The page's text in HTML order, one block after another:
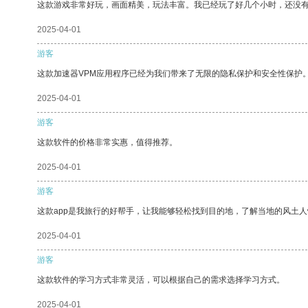
这款游戏非常好玩，画面精美，玩法丰富。我已经玩了好几个小时，还没有
2025-04-01
游客
这款加速器VPM应用程序已经为我们带来了无限的隐私保护和安全性保护。
2025-04-01
游客
这款软件的价格非常实惠，值得推荐。
2025-04-01
游客
这款app是我旅行的好帮手，让我能够轻松找到目的地，了解当地的风土人
2025-04-01
游客
这款软件的学习方式非常灵活，可以根据自己的需求选择学习方式。
2025-04-01